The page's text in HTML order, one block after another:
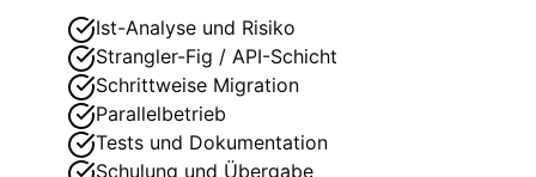
Ist-Analyse und Risiko
Strangler-Fig / API-Schicht
Schrittweise Migration
Parallelbetrieb
Tests und Dokumentation
Schulung und Übergabe